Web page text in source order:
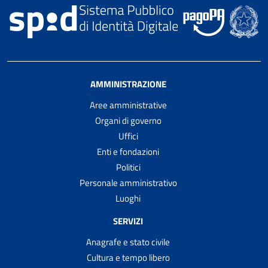
AMMINISTRAZIONE
Aree amministrative
Organi di governo
Uffici
Enti e fondazioni
Politici
Personale amministrativo
Luoghi
SERVIZI
Anagrafe e stato civile
Cultura e tempo libero